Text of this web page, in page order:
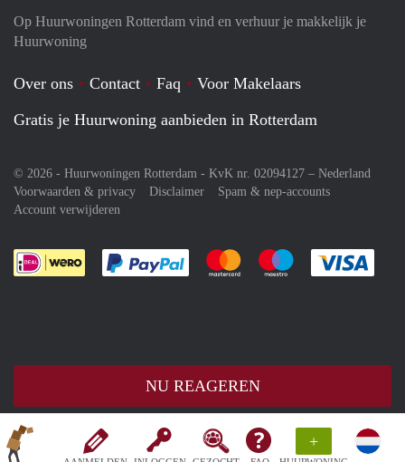
+
NU REAGEREN
Op Huurwoningen Rotterdam vind en verhuur je makkelijk je
Huurwoning
Over ons Contact Faq
Voor Makelaars
Gratis je Huurwoning aanbieden in Rotterdam
© 2026 - Huurwoningen Rotterdam - KvK nr. 02094127 – Nederland
Voorwaarden & privacy
Disclaimer
Spam & nep-accounts
Account verwijderen
Je rekent gemakkelijk af met Paypal
Je rekent gemakkelijk af met
Je rekent